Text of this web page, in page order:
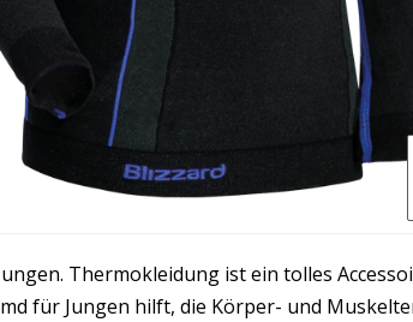
Thermokleidung ist ein tolles
für Jungen hilft, die Körper- und